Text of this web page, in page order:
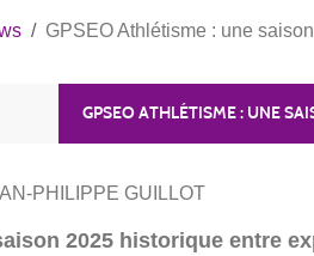
GPSEO Athlétisme : une
GPSEO ATHLÉTISME : UNE
PHILIPPE GUILLOT
2025 historique entre